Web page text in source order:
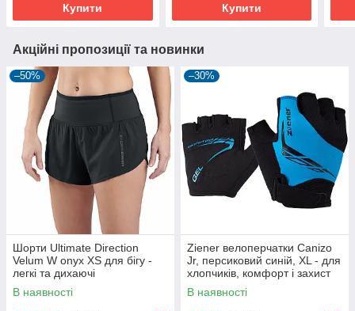
Купити Купити
Акційні пропозиції та новинки
–50%
Шорти Ultimate Direction
Velum W onyx XS для бігу -
легкі та дихаючі
В наявності
–30%
Ziener велоперчатки Canizo
Jr, персиковий синій, XL - для
хлопчиків, комфорт і захист
В наявності